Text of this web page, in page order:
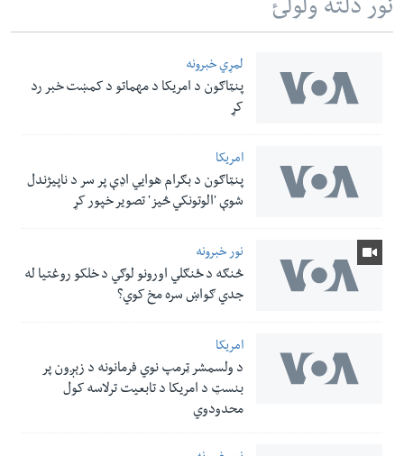
نور دلته ولولئ
لمړي خبرونه
پنټاګون د امریکا د مهماتو د کمښت خبر رد
کړ
امریکا
پنټاګون د بګرام هوایي اډې پر سر د ناپيژندل
شوې 'الوتونکي څيز' تصویر خپور کړ
نور خبرونه
څنګه د ځنګلي اورونو لوګي د خلکو روغتیا له
جدي ګواښ سره مخ کوي؟
امریکا
د ولسمشر ټرمپ نوي فرمانونه د زېږون پر
بنسټ د امریکا د تابعیت ترلاسه کول
محدودوي